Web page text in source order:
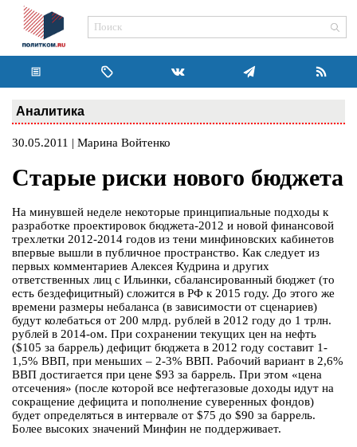
Аналитика
30.05.2011 | Марина Войтенко
Старые риски нового бюджета
На минувшей неделе некоторые принципиальные подходы к
разработке проектировок бюджета-2012 и новой финансовой
трехлетки 2012-2014 годов из тени минфиновских кабинетов
впервые вышли в публичное пространство. Как следует из
первых комментариев Алексея Кудрина и других
ответственных лиц с Ильинки, сбалансированный бюджет (то
есть бездефицитный) сложится в РФ к 2015 году. До этого же
времени размеры небаланса (в зависимости от сценариев)
будут колебаться от 200 млрд. рублей в 2012 году до 1 трлн.
рублей в 2014-ом. При сохранении текущих цен на нефть
($105 за баррель) дефицит бюджета в 2012 году составит 1-
1,5% ВВП, при меньших – 2-3% ВВП. Рабочий вариант в 2,6%
ВВП достигается при цене $93 за баррель. При этом «цена
отсечения» (после которой все нефтегазовые доходы идут на
сокращение дефицита и пополнение суверенных фондов)
будет определяться в интервале от $75 до $90 за баррель.
Более высоких значений Минфин не поддерживает.